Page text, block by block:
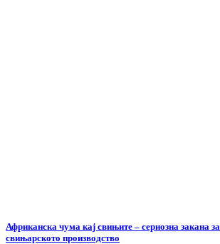
Африканска чума кај свињите – сериозна закана за
свињарското производство